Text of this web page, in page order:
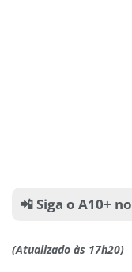
📲 Siga o A10+ no
(Atualizado às 17h20)